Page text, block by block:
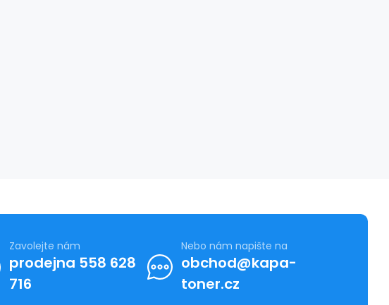
Zavolejte nám
prodejna 558 628
716
Nebo nám napište na
obchod@kapa-
toner.cz